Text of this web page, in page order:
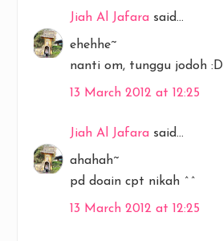
Jiah Al Jafara said...
ehehhe~
nanti om, tunggu jodoh :D
13 March 2012 at 12:25
Jiah Al Jafara said...
ahahah~
pd doain cpt nikah ^^
13 March 2012 at 12:25